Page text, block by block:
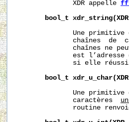
              XDR appelle
bool_t xdr_string(XDR
Une primitive
chaînes  de
chaînes ne
est l’adresse
si elle
bool_t xdr_u_char(XDR
Une primitive
              caractères
routine